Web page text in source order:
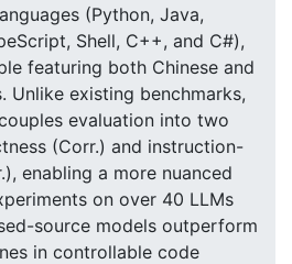
(Python, Java,
Shell, C++, and C#),
featuring both Chinese and
Unlike existing benchmarks,
evaluation into two
(Corr.) and instruction-
enabling a more nuanced
on over 40 LLMs
source models outperform
in controllable code